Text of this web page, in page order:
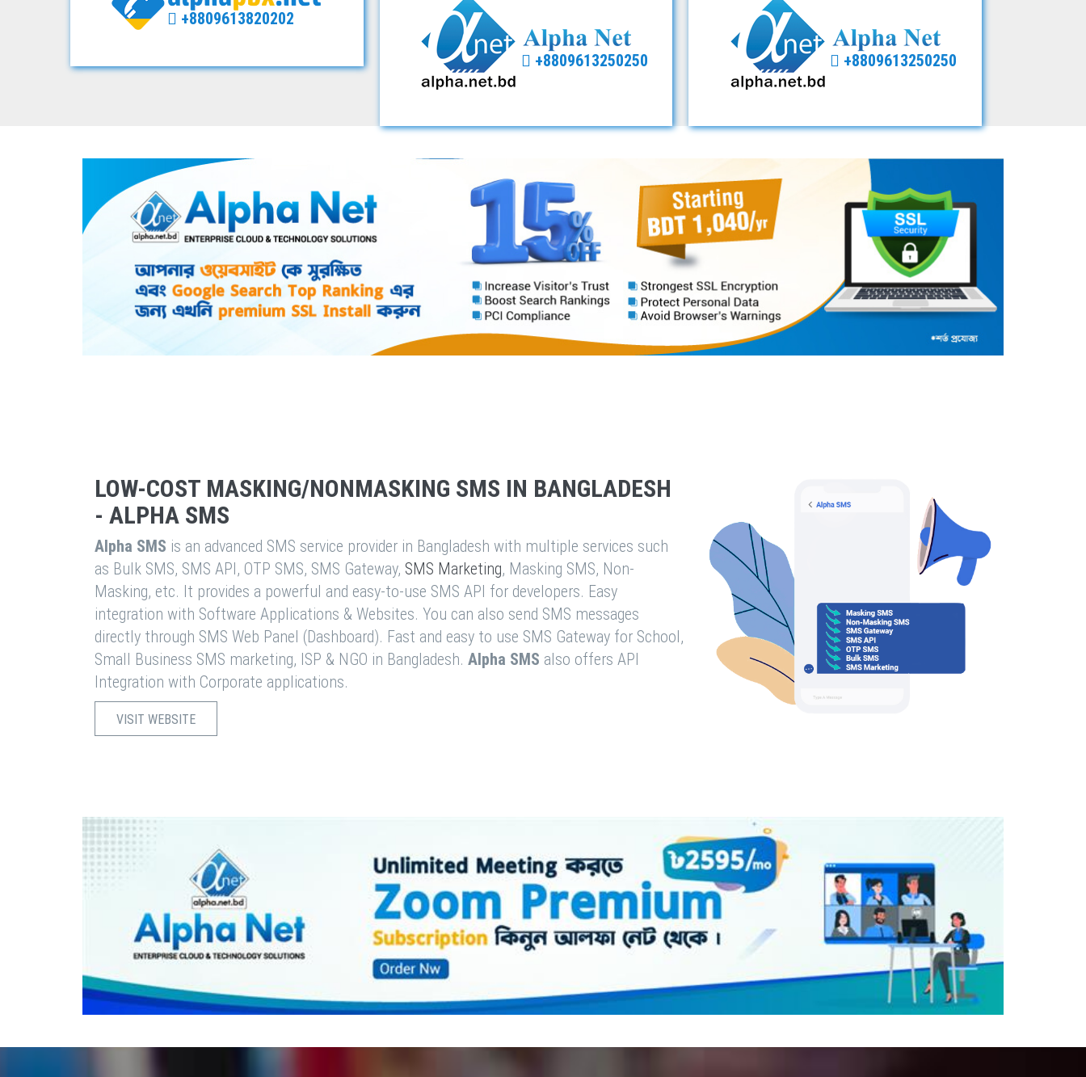
+8809613820202
+8809613250250 +8809613250250
LOW-COST MASKING/NONMASKING SMS IN BANGLADESH
- ALPHA SMS
Alpha SMS is an advanced SMS service provider in Bangladesh with multiple services such
as Bulk SMS, SMS API, OTP SMS, SMS Gateway, SMS Marketing, Masking SMS, Non-
Masking, etc. It provides a powerful and easy-to-use SMS API for developers. Easy
integration with Software Applications & Websites. You can also send SMS messages
directly through SMS Web Panel (Dashboard). Fast and easy to use SMS Gateway for School,
Small Business SMS marketing, ISP & NGO in Bangladesh. Alpha SMS also offers API
Integration with Corporate applications.
VISIT WEBSITE